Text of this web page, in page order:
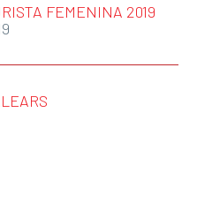
FEMENINA 2019